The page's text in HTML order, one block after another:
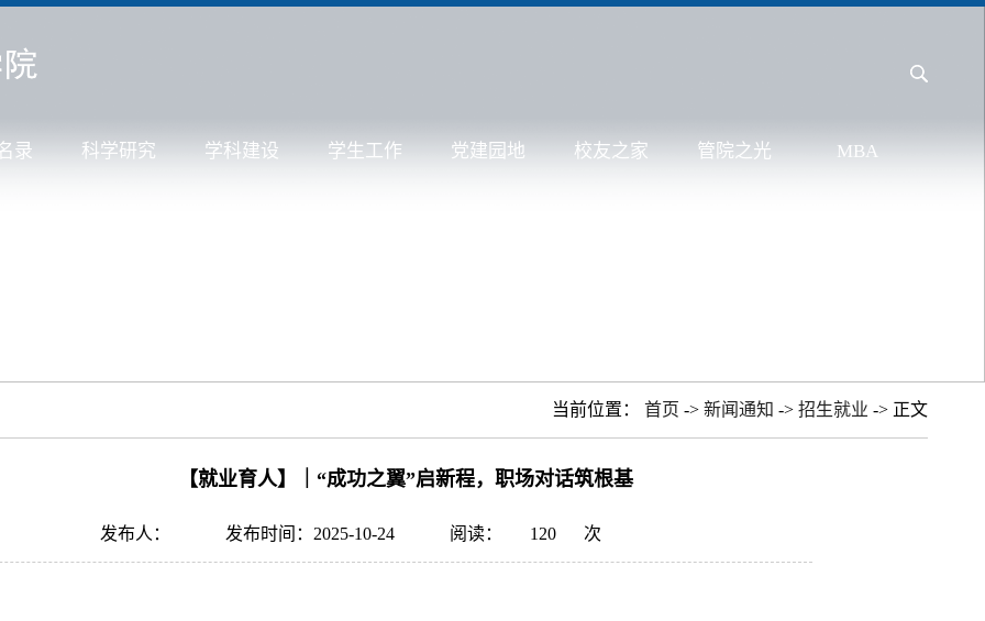
录 科学研究 学科建设 学生工作 党建园地 校友之家 管院之光 MBA
当前位置： 首页 -> 新闻通知 -> 招生就业 -> 正文
【就业育人】｜“成功之翼”启新程，职场对话筑根基
发布人： 发布时间：2025-10-24 阅读： 120 次